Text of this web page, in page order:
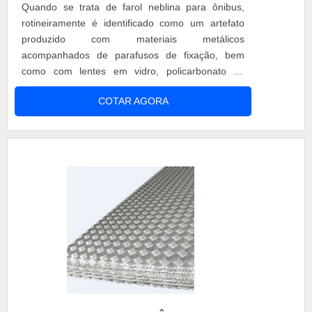
graças aos investimentos da empresa com ótimos
profissionais e instalações de qualidade,
buscando sempre a satisfação do cliente e a
excelência em produtos e trabalhos. Além disso, a
empresa é: Rápida; Ágil; Cordial; Confiável;
melhor no ramo de chapa de alumínio no piso de
disponibilizando itens como pára brisas, vidros,
lanternas, borrachas, canaletas e ponteiras,
Quando se trata de farol neblina para ônibus,
rotineiramente é identificado como um artefato
produzido com materiais metálicos
acompanhados de parafusos de fixação, bem
como com lentes em vidro, policarbonato ou
plástico. Tem a utilidade de iluminar os trajetos
para promover mais segurança no trânsito,
garantindo uma visualização externa adequada
funcionalidades do produtoOs pontos citados são
de extrema importância para segmentos como
montadoras, garagens e oficinas que consertam
ônibus urbanos, rodoviários, de fretamento e
micro-ônibus, bem como companhias
especializadas em montagem, conserto e
reposição de peças de veículos grandes. Faróis
de neblina para ônibus com alta tecnologia você
COTAR AGORA